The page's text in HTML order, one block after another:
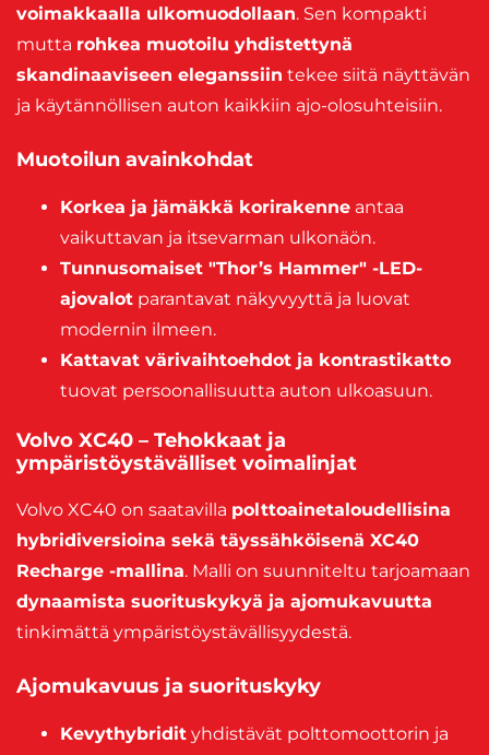
voimakkaalla ulkomuodollaan. Sen kompakti
mutta rohkea muotoilu yhdistettynä
skandinaaviseen eleganssiin tekee siitä näyttävän
ja käytännöllisen auton kaikkiin ajo-olosuhteisiin.
Muotoilun avainkohdat
Korkea ja jämäkkä korirakenne antaa
vaikuttavan ja itsevarman ulkonäön.
Tunnusomaiset "Thor’s Hammer" -LED-
ajovalot parantavat näkyvyyttä ja luovat
modernin ilmeen.
Kattavat värivaihtoehdot ja kontrastikatto
tuovat persoonallisuutta auton ulkoasuun.
Volvo XC40 – Tehokkaat ja
ympäristöystävälliset voimalinjat
Volvo XC40 on saatavilla polttoainetaloudellisina
hybridiversioina sekä täyssähköisenä XC40
Recharge -mallina. Malli on suunniteltu tarjoamaan
dynaamista suorituskykyä ja ajomukavuutta
tinkimättä ympäristöystävällisyydestä.
Ajomukavuus ja suorituskyky
Kevythybridit yhdistävät polttomoottorin ja